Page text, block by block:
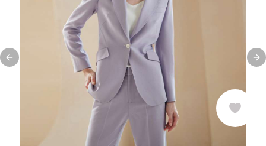
Previous slide